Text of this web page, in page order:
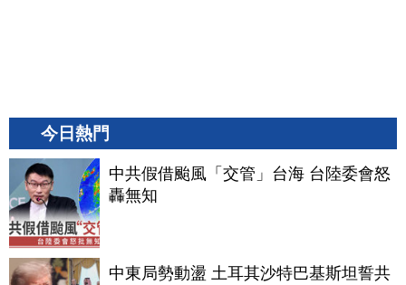
今日熱門
中共假借颱風「交管」台海 台陸委會怒
轟無知
中東局勢動盪 土耳其沙特巴基斯坦誓共